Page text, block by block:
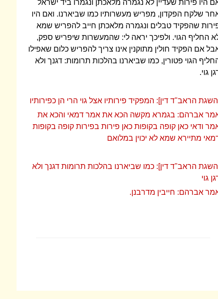
היו פירות שעדיין לא נגמרה מלאכתן ונגמרו ביד ישראל
שלקח הפקדון, מפריש מעשרותיו כמו שביארנו. ואם היו
שהפקיד טבלים ונגמרה מלאכתן חייב להפריש שמא
החליף הגוי. ולפיכך יראה לי: שהמעשרות שיפריש ספק,
אם הפקיד חולין מתוקנין אינו צריך להפריש כלום שאפילו
הגוי פטורין, כמו שביארנו בהלכות תרומות: דגנך ולא
גוי.
הראב"ד דין]: המפקיד פירותיו אצל גוי הרי הן כפירותיו
אברהם: בגמרא מקשה הכא את אמר דמאי והכא את
ודאי כאן קופה בקופות כאן פירות בפירות קופה בקופות
מתיירא שמא לא יכוין במלואם
הראב"ד דין]: כמו שביארנו בהלכות תרומות דגנך ולא
גוי
אברהם: חייבין מדרבנן.